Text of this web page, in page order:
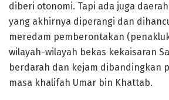
diberi otonomi. Tapi ada juga
yang akhirnya diperangi dan
meredam pemberontakan
wilayah-wilayah bekas kekaisaran
berdarah dan kejam dibandingkan
masa khalifah Umar bin Khattab.